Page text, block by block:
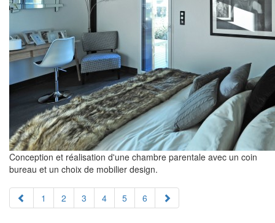
Conception et réalisation d'une chambre parentale avec un coin
bureau et un choix de mobilier design.
1 2 3 4 5 6